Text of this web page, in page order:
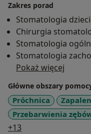
Uczestniczymy w
sympozjach w celu
oferowania coraz
Lubimy wprowadzać
rynkowe np.
wewnątrzustną,
próchnicy bez
wielofunkcyjne
materiały
zadań.
Zakres porad
Stomatologia
Chirurgia
Stomatologia
Stomatologia
Pokaż więcej
Główne obszary
Próchnica
Przebarwienia
+13